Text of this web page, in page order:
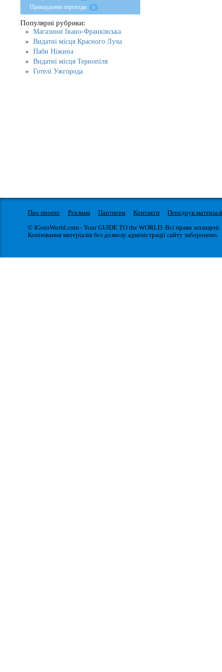
Прикордонні переходи 0
Популярні рубрики:
Магазини Івано-Франківська
Видатні місця Красного Луча
Паби Ніжина
Видатні місця Тернопіля
Готелі Ужгорода
Про проект Реклама Партнери Контакти
Передрук
© IGotoWorld.com - Your GUIDE TO the WORLD. Всі права захищені.
Копіювання матеріалів без дозволу адміністрації сайту заборонено.